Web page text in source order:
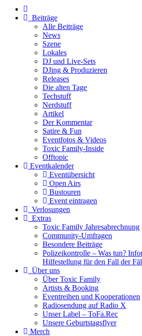
Beiträge
Alle Beiträge
News
Szene
Lokales
DJ und Live-Sets
DJing & Produzieren
Releases
Die alten Tage
Techstuff
Nerdstuff
Artikel
Der Kommentar
Satire & Fun
Eventfotos & Videos
Toxic Family-Inside
Offtopic
Eventkalender
Eventübersicht
Open Airs
Bustouren
Event eintragen
Verlosungen
Extras
Toxic Family Jahresabrechnung
Community-Umfragen
Besondere Beiträge
Polizeikontrolle – Was tun?
Hilfestellung für den Fall der
Über uns
Über Toxic Family
Artists & Booking
Eventreihen und Kooperationen
Radiosendung auf Radio X
Unser Label – ToFa.Rec
Unsere Geburtstagsflyer
Merch